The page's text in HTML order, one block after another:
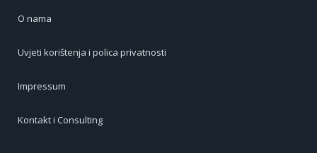
O nama
Uvjeti korištenja i polica privatnosti
Impressum
Kontakt i Consulting